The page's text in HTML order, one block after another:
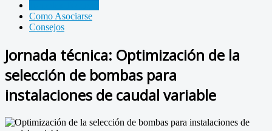
Como Asociarse
Consejos
Jornada técnica: Optimización de la
selección de bombas para
instalaciones de caudal variable